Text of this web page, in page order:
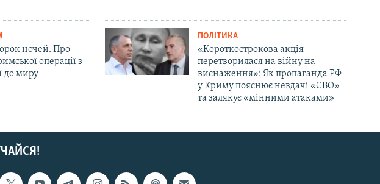
ночей. Про
операції з
до миру
ПОЛІТИКА
«Короткострокова акція
перетворилася на війну на
виснаження»: Як пропаганда РФ
у Криму пояснює невдачі «СВО»
та залякує «мінними атаками»